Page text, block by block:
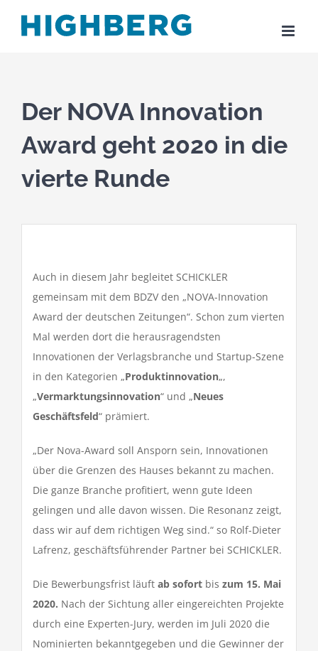
Inhalt
Der NOVA Innovation
Award geht 2020 in die
vierte Runde
Auch in diesem Jahr begleitet SCHICKLER
gemeinsam mit dem BDZV den „NOVA-Innovation
Award der deutschen Zeitungen“. Schon zum vierten
Mal werden dort die herausragendsten
Innovationen der Verlagsbranche und Startup-Szene
in den Kategorien „Produktinnovation„,
„Vermarktungsinnovation“ und „Neues
Geschäftsfeld“ prämiert.
„Der Nova-Award soll Ansporn sein, Innovationen
über die Grenzen des Hauses bekannt zu machen.
Die ganze Branche profitiert, wenn gute Ideen
gelingen und alle davon wissen. Die Resonanz zeigt,
dass wir auf dem richtigen Weg sind.“ so Rolf-Dieter
Lafrenz, geschäftsführender Partner bei SCHICKLER.
Die Bewerbungsfrist läuft ab sofortbis zum 15. Mai
2020. Nach der Sichtung aller eingereichten Projekte
durch eine Experten-Jury, werden im Juli 2020 die
Nominierten bekanntgegeben und die Gewinner der